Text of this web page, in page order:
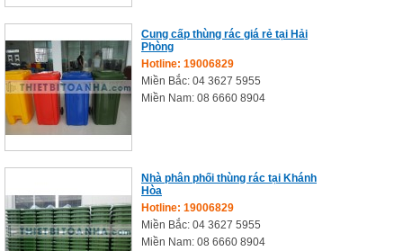
Cung cấp thùng rác giá rẻ tại Hải
Phòng
Hotline: 19006829
Miền Bắc: 04 3627 5955
Miền Nam: 08 6660 8904
Nhà phân phối thùng rác tại Khánh
Hòa
Hotline: 19006829
Miền Bắc: 04 3627 5955
Miền Nam: 08 6660 8904